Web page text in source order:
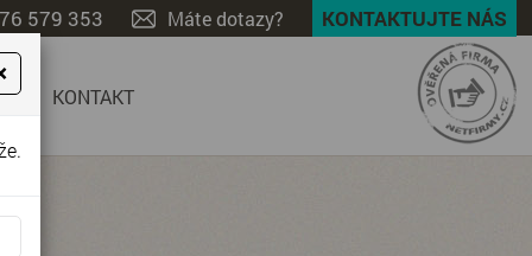
579 353 Máte dotazy? KONTAKTUJTE NÁS
KONTAKT